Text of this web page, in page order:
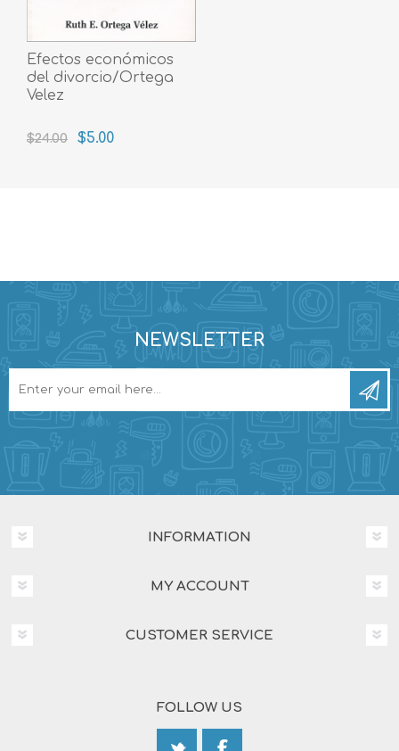
Efectos económicos
del divorcio/Ortega
Velez
$24.00 $5.00
NEWSLETTER
INFORMATION
MY ACCOUNT
CUSTOMER SERVICE
FOLLOW US